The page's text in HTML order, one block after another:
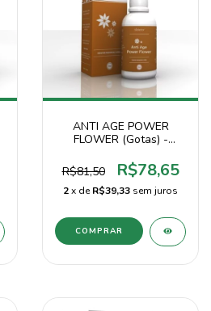
ANTI AGE POWER
FLOWER (Gotas) -
R$81,50
R$78,65
2x deR$39,33 sem juros